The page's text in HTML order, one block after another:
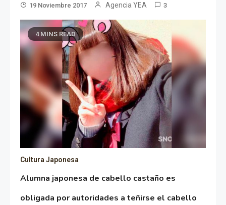
19 Noviembre 2017 Agencia YEA 3
4 MINS READ
Cultura Japonesa
Alumna japonesa de cabello castaño es
obligada por autoridades a teñirse el cabello